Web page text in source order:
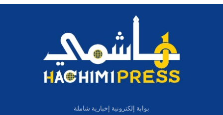
بوابة إلكترونية إخبارية شاملة